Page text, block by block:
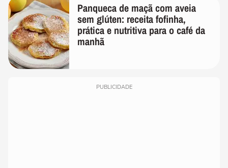
Panqueca de maçã com aveia
sem glúten: receita fofinha,
prática e nutritiva para o café da
manhã
PUBLICIDADE